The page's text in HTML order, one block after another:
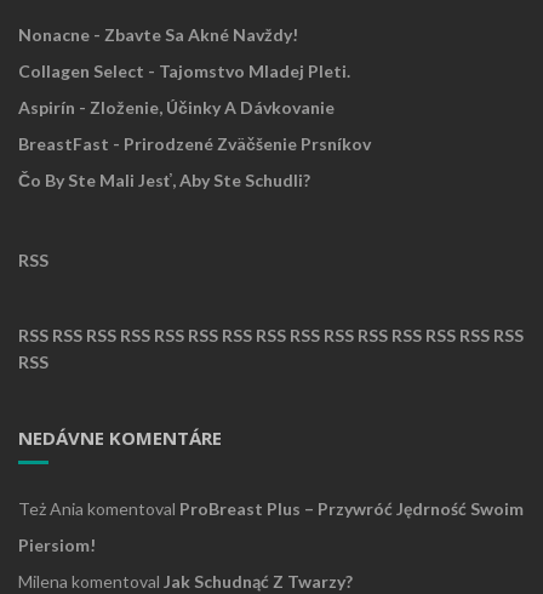
Nonacne - Zbavte Sa Akné Navždy!
Collagen Select - Tajomstvo Mladej Pleti.
Aspirín - Zloženie, Účinky A Dávkovanie
BreastFast - Prirodzené Zväčšenie Prsníkov
Čo By Ste Mali Jesť, Aby Ste Schudli?
RSS
RSS RSS RSS RSS RSS RSS RSS RSS RSS RSS RSS RSS RSS RSS RSS
RSS
NEDÁVNE KOMENTÁRE
Też Ania komentoval ProBreast Plus – Przywróć Jędrność Swoim
Piersiom!
Milena komentoval Jak Schudnąć Z Twarzy?